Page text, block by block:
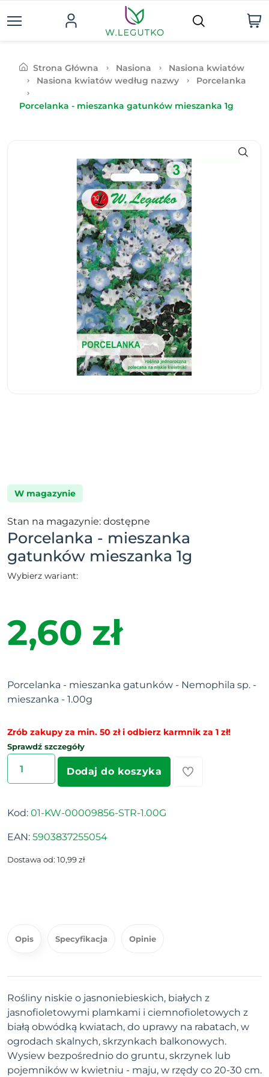
Strona Główna Nasiona
Nasiona kwiatów
Nasiona kwiatów według nazwy
Porcelanka
Porcelanka - mieszanka gatunków mieszanka 1g
W magazynie
Stan na magazynie: dostępne
Porcelanka - mieszanka
gatunków mieszanka 1g
Wybierz wariant:
2,60 zł
Porcelanka - mieszanka gatunków - Nemophila sp. -
mieszanka - 1.00g
Zrób zakupy za min. 50 zł i odbierz karmnik za 1 zł!
Sprawdź szczegóły
Dodaj do koszyka
Kod: 01-KW-00009856-STR-1.00G
EAN: 5903837255054
Dostawa od: 10,99 zł
Opis Specyfikacja Opinie
Rośliny niskie o jasnoniebieskich, białych z
jasnofioletowymi plamkami i ciemnofioletowych z
białą obwódką kwiatach, do uprawy na rabatach, w
ogrodach skalnych, skrzynkach balkonowych.
Wysiew bezpośrednio do gruntu, skrzynek lub
pojemników w kwietniu - maju, w rzędy co 20-30 cm.